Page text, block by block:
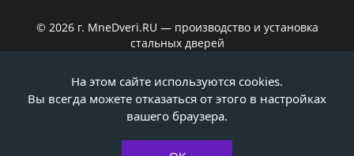
© 2026 г. MneDveri.RU — производство и установка
стальных дверей
Гражданского кодекса РФ. Вся информация на сайте,
касающаяся технических характеристик, наличия на
складе, стоимости товаров, носит информационно-
уточняйте у наших консультантов!
На этом сайте используются cookies.
Вы всегда можете отказаться от этого в настройках
вашего браузера.